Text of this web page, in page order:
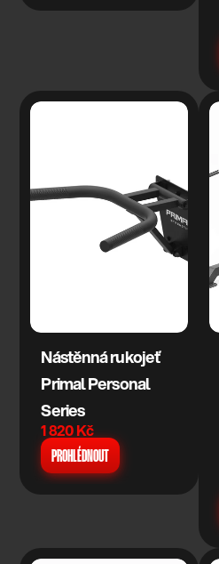
Nástěnná rukojeť
Primal Personal
Series
1 820 Kč
PROHLÉDNOUT